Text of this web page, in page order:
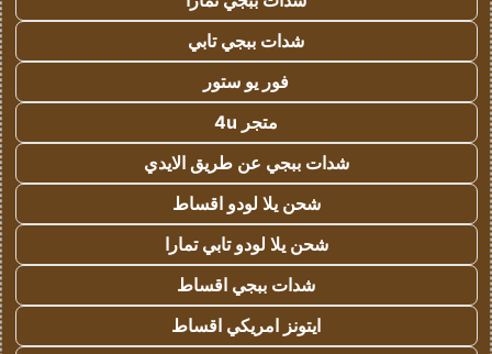
شدات ببجي تابي
فور يو ستور
متجر 4u
شدات ببجي عن طريق الايدي
شحن يلا لودو اقساط
شحن يلا لودو تابي تمارا
شدات ببجي اقساط
ايتونز امريكي اقساط